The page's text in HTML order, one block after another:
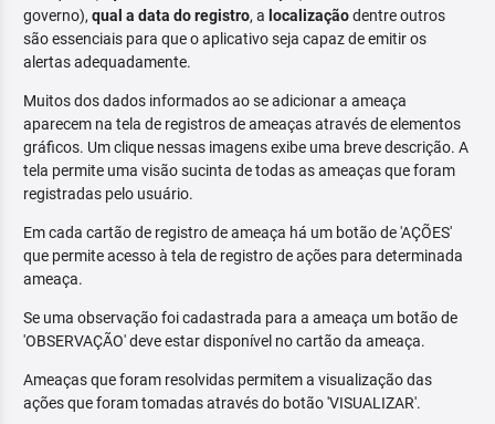
governo), qual a data do registro, a localizaçãodentre outros
são essenciais para que o aplicativo seja capaz de emitir os
alertas adequadamente.
Muitos dos dados informados ao se adicionar a ameaça
aparecem na tela de registros de ameaças através de elementos
gráficos. Um clique nessas imagens exibe uma breve descrição. A
tela permite uma visão sucinta de todas as ameaças que foram
registradas pelo usuário.
Em cada cartão de registro de ameaça há um botão de 'AÇÕES'
que permite acesso à tela de registro de ações para determinada
ameaça.
Se uma observação foi cadastrada para a ameaça um botão de
'OBSERVAÇÃO' deve estar disponível no cartão da ameaça.
Ameaças que foram resolvidas permitem a visualização das
ações que foram tomadas através do botão 'VISUALIZAR'.